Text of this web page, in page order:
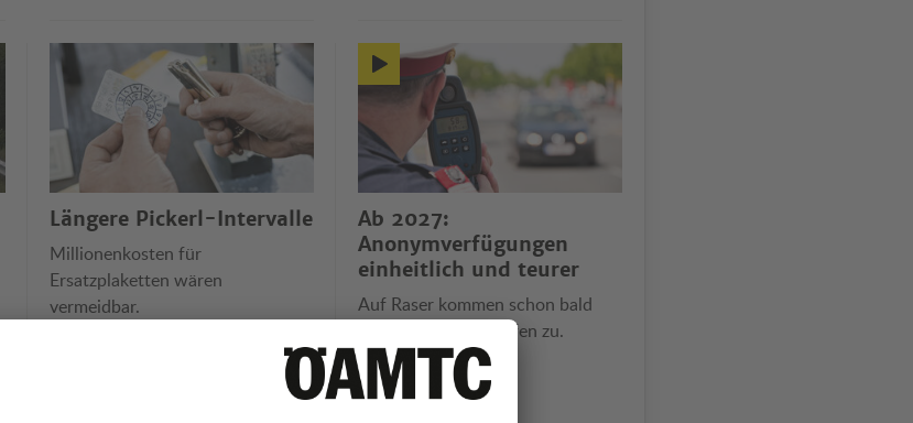
Längere Pickerl-Intervalle
Millionenkosten für
Ersatzplaketten wären
vermeidbar.
Ab 2027:
Anonymverfügungen
einheitlich und teurer
Auf Raser kommen schon bald
spürbar höhere Strafen zu.